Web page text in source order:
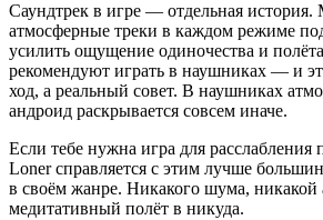
Саундтрек в игре — отдельная история.
атмосферные треки в каждом режиме
усилить ощущение одиночества и
рекомендуют играть в наушниках — и
ход, а реальный совет. В наушниках
андроид раскрывается совсем иначе.
Если тебе нужна игра для
Loner справляется с этим лучше
в своём жанре. Никакого шума, никакой
медитативный полёт в никуда.